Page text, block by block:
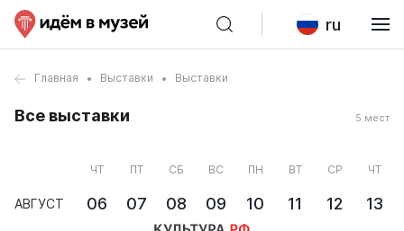
ru
Главная Выставки Выставки
Все выставки 5 мест
АВГУСТ
ЧТ
06
ПТ
07
СБ
08
ВС
09
ПН
10
ВТ
11
СР
12
ЧТ
13